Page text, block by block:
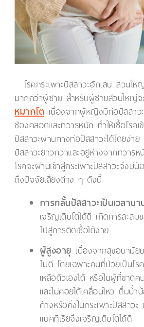
โรคกระเพาะปัสสาวะอักเสบ ส่วนใ
มากกว่าผู้ชาย สำหรับผู้ชายส่วนใหญ่จ
หมากโต เนื่องจากผู้หญิงมีท่อปัสสา
ช่องคลอดและทวารหนัก ทำให้เชื้อโรคเ
ปัสสาวะผ่านทางท่อปัสสาวะได้โดยง่
ปัสสาวะยาวกว่าและอยู่ห่างจากทวาร
โรคจะผ่านเข้าสู่กระเพาะปัสสาวะจึงมี
ถึงปัจจัยเสี่ยงต่าง ๆ ดังนี้
การกลั้นปัสสาวะเป็นเวลานา
เจริญเติบโตได้ดี เกิดการสะสม
ไปสู่การติดเชื้อได้ง่าย
ผู้สูงอายุ เนื่องจากสุขอนามัย
ไม่ดี โดยเฉพาะคนที่ป่วยเป็นโ
เหลือตัวเองได้ หรือในผู้ที่ขาด
และไม่ค่อยได้เคลื่อนไหว ดื่มน้
ค้างหรือคั่งในกระเพาะปัสสาวะ
แบคทีเรียจึงเจริญเติบโตได้ดี